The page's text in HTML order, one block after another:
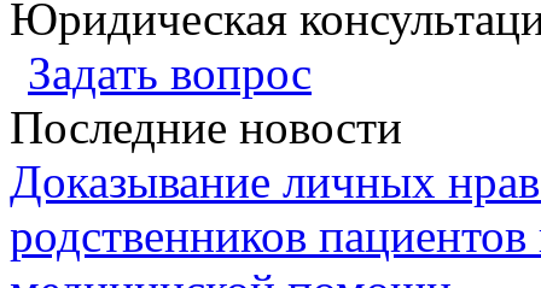
Юридическая
Задать вопрос
Последние новости
Доказывание личных
родственников